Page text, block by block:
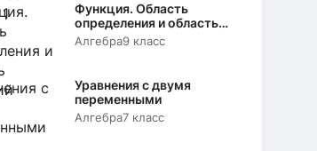
Функция. Область
определения и область
значений
Алгебра9 класс
Уравнения с двумя
переменными
Алгебра7 класс